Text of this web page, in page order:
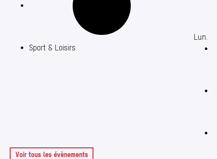
Sport & Loisirs
Lun.
Voir tous les évènements